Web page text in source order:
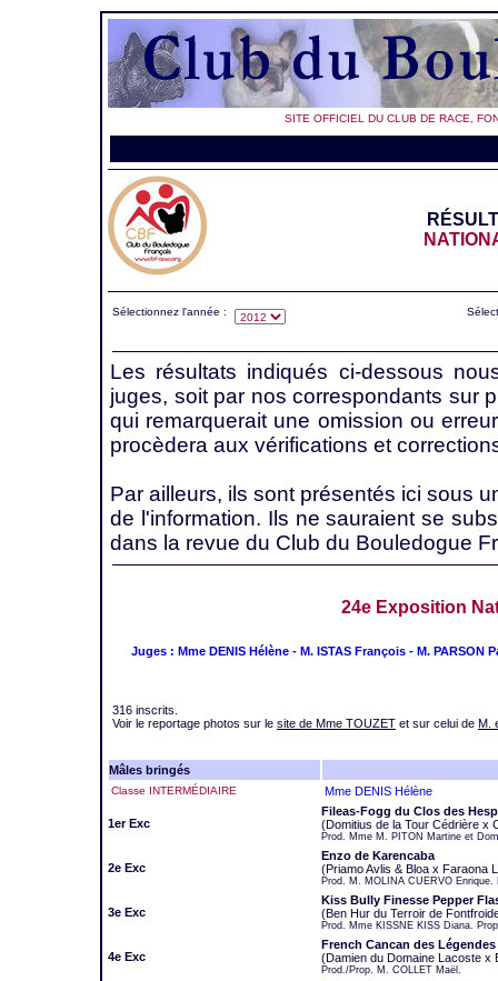
SITE OFFICIEL DU CLUB DE RACE,
Sélectionnez l'année :
Les résultats indiqués ci-dessous
juges, soit par nos correspondants sur
qui remarquerait une omission ou
procèdera aux vérifications et
Par ailleurs, ils sont présentés ici sous
de l'information. Ils ne sauraient se
dans la revue du Club du Bouledogue
24e Exposition
Juges : Mme DENIS Hélène - M. ISTAS François - M. PARSON
316 inscrits.
Voir le reportage photos sur le site de Mme TOUZET et sur celui de M.
Mâles bringés
Classe INTERMÉDIAIRE Mme DENIS Hélène
1er Exc
Fileas-Fogg du Clos des
(Domitius de la Tour Cédrière x
Prod. Mme M. PITON Martine et
2e Exc
Enzo de Karencaba
(Priamo Avlis & Bloa x Faraona
Prod. M. MOLINA CUERVO
3e Exc
Kiss Bully Finesse Pepper
(Ben Hur du Terroir de
Prod. Mme KISSNE KISS Diana.
4e Exc
French Cancan des
(Damien du Domaine Lacoste x
Prod./Prop. M. COLLET Maël.